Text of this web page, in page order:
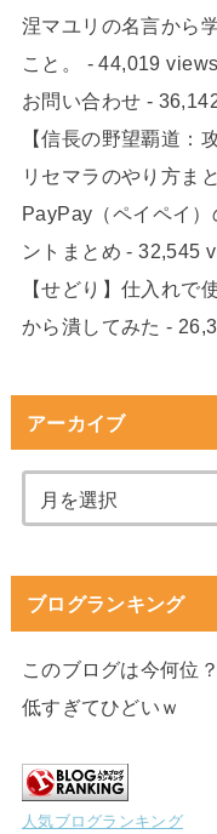
涅マユリの名言から
こと。
- 44,019 views
お問い合わせ -
【信長の野望覇道：
リセマラのやり方ま
PayPay（ペイペイ
ントまとめ - 32,545
【せどり】仕入れで
から潰してみた -
アーカイブ
ブログランキング
このブログは今何位？
低すぎてひどいｗ
人気ブログランキング